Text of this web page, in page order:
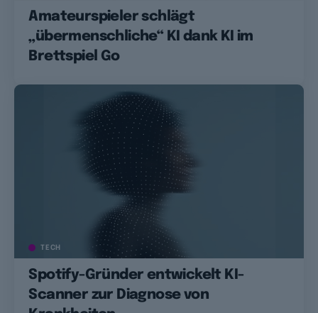
Amateurspieler schlägt
„übermenschliche“ KI dank KI im
Brettspiel Go
TECH
Spotify-Gründer entwickelt KI-
Scanner zur Diagnose von